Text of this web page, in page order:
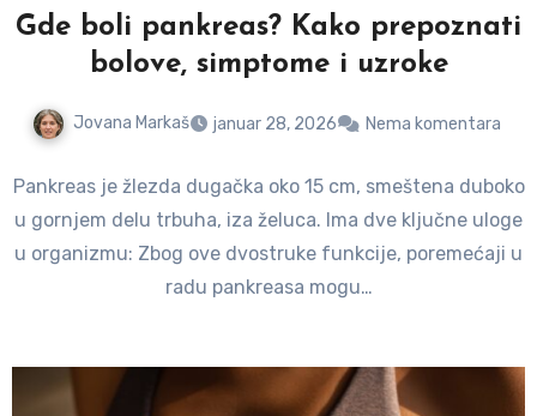
Gde boli pankreas? Kako prepoznati
bolove, simptome i uzroke
Jovana Markaš januar 28, 2026 Nema komentara
Pankreas je žlezda dugačka oko 15 cm, smeštena duboko
u gornjem delu trbuha, iza želuca. Ima dve ključne uloge
u organizmu: Zbog ove dvostruke funkcije, poremećaji u
radu pankreasa mogu…